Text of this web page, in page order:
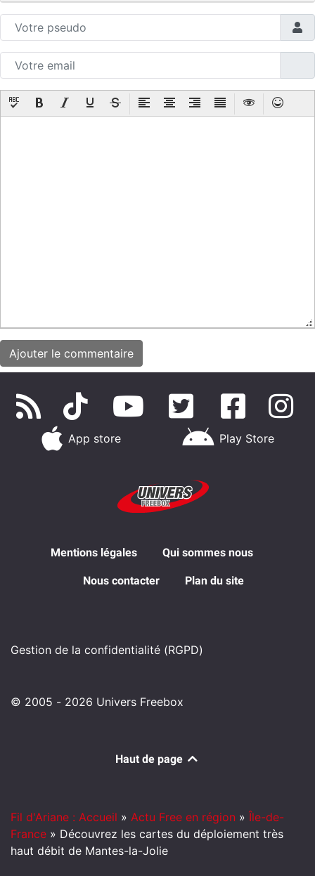
App store Play Store
Mentions légales Qui sommes nous
Nous contacter Plan du site
Gestion de la confidentialité (RGPD)
© 2005 - 2026 Univers Freebox
Haut de page
Fil d'Ariane : Accueil » Actu Free en région » Île-de-
France » Découvrez les cartes du déploiement très
haut débit de Mantes-la-Jolie